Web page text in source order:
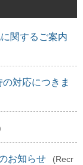
関するご案内
対応につきま
お知らせ
(Recr